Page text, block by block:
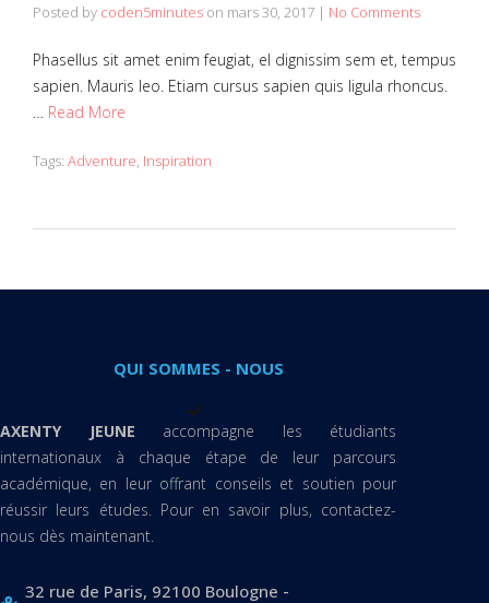
Posted by coden5minutes on mars 30, 2017 | No Comments
Phasellus sit amet enim feugiat, el dignissim sem et, tempus
sapien. Mauris leo. Etiam cursus sapien quis ligula rhoncus.
… Read More
Tags: Adventure, Inspiration
QUI SOMMES - NOUS
AXENTY JEUNE accompagne les étudiants
internationaux à chaque étape de leur parcours
académique, en leur offrant conseils et soutien pour
réussir leurs études. Pour en savoir plus, contactez-
nous dès maintenant.
32 rue de Paris, 92100 Boulogne -